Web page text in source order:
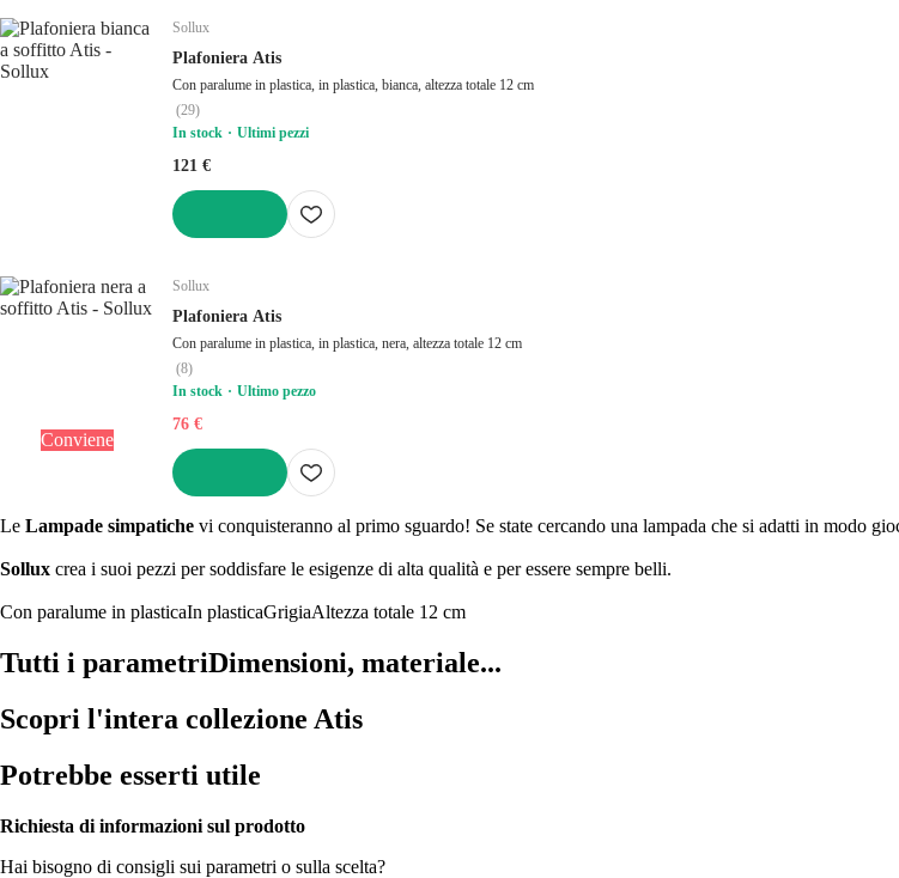
Sollux
Plafoniera Atis
Con paralume in plastica, in plastica, bianca, altezza totale 12 cm
(29)
In stock
Ultimi pezzi
121 €
Conviene
Sollux
Plafoniera Atis
Con paralume in plastica, in plastica, nera, altezza totale 12 cm
(8)
In stock
Ultimo pezzo
76 €
Le Lampade simpatiche vi conquisteranno al primo sguardo! Se state cercando una lampada che si adatti in modo
Sollux crea i suoi pezzi per soddisfare le esigenze di alta qualità e per essere sempre belli.
Con paralume in plasticaIn plasticaGrigiaAltezza totale 12 cm
Tutti i parametriDimensioni, materiale...
Scopri l'intera collezione Atis
Potrebbe esserti utile
Richiesta di informazioni sul prodotto
Hai bisogno di consigli sui parametri o sulla scelta?